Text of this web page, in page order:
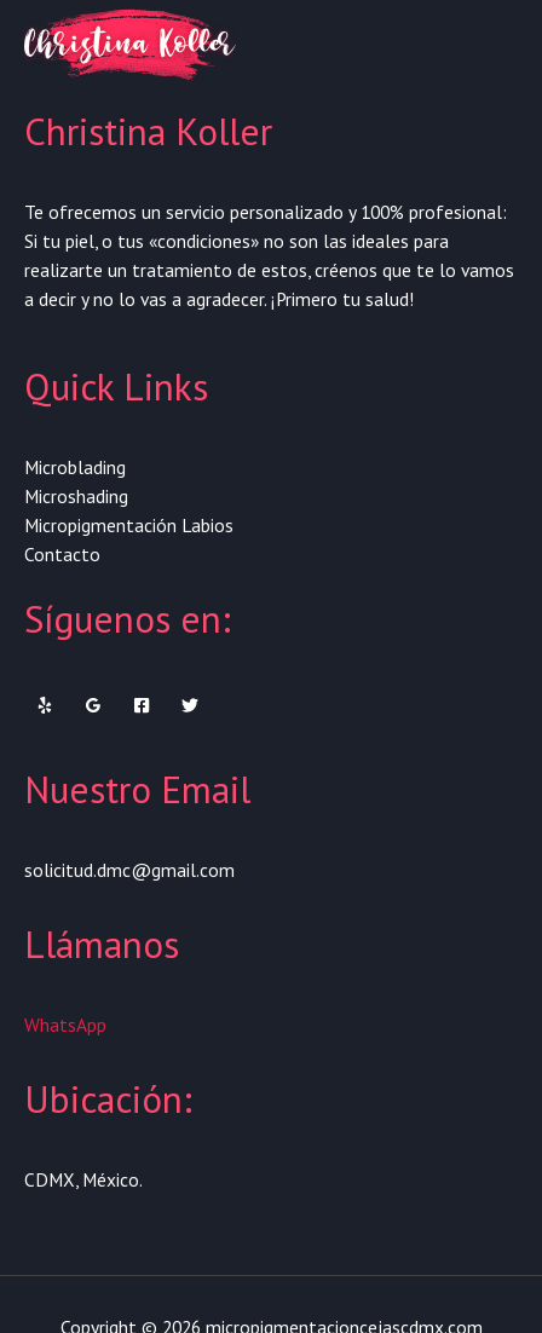
Christina Koller
Te ofrecemos un servicio personalizado y 100% profesional:
Si tu piel, o tus «condiciones» no son las ideales para
realizarte un tratamiento de estos, créenos que te lo vamos
a decir y no lo vas a agradecer. ¡Primero tu salud!
Quick Links
Microblading
Microshading
Micropigmentación Labios
Contacto
Síguenos en:
Nuestro Email
solicitud.dmc@gmail.com
Llámanos
WhatsApp
Ubicación:
CDMX, México.
Copyright © 2026 micropigmentacioncejascdmx.com